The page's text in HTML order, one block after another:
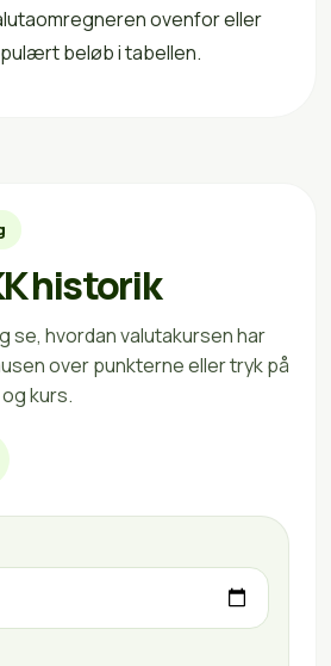
ovenfor eller
beløb i tabellen.
historik
se, hvordan valutakursen har
over punkterne eller tryk på
kurs.